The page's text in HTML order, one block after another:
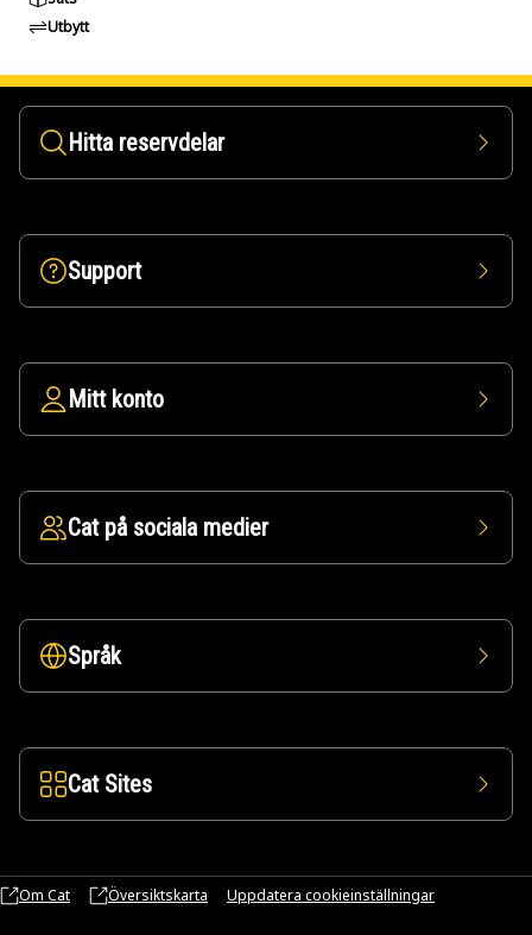
Utbytt
Hitta reservdelar
Support
Mitt konto
Cat på sociala medier
Språk
Cat Sites
Om Cat Översiktskarta Uppdatera cookieinställningar